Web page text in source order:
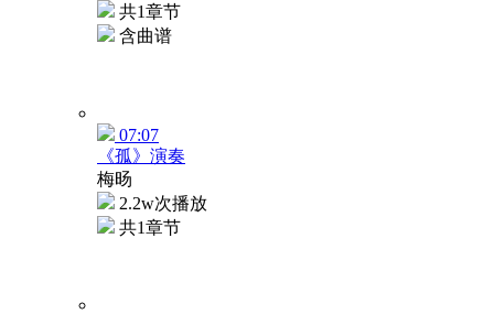
共1章节
含曲谱
07:07
《孤》演奏
梅旸
2.2w次播放
共1章节